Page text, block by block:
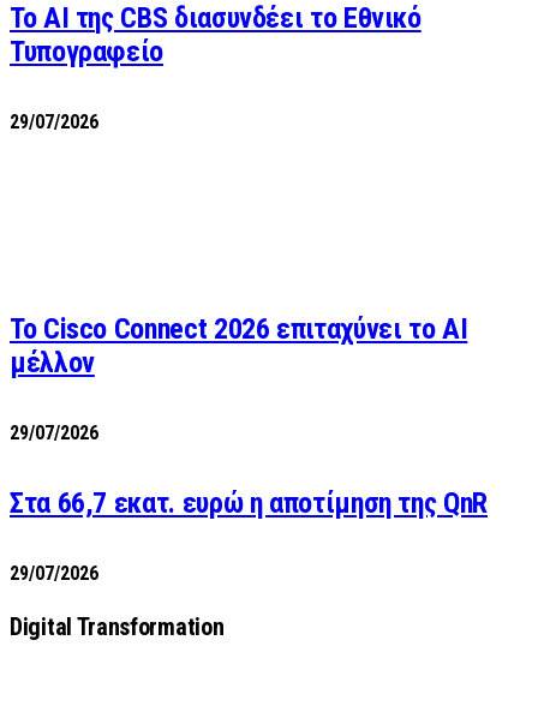
Το AI της CBS διασυνδέει το Εθνικό
Τυπογραφείο
29/07/2026
Το Cisco Connect 2026 επιταχύνει το AI
μέλλον
29/07/2026
Στα 66,7 εκατ. ευρώ η αποτίμηση της QnR
29/07/2026
Digital Transformation